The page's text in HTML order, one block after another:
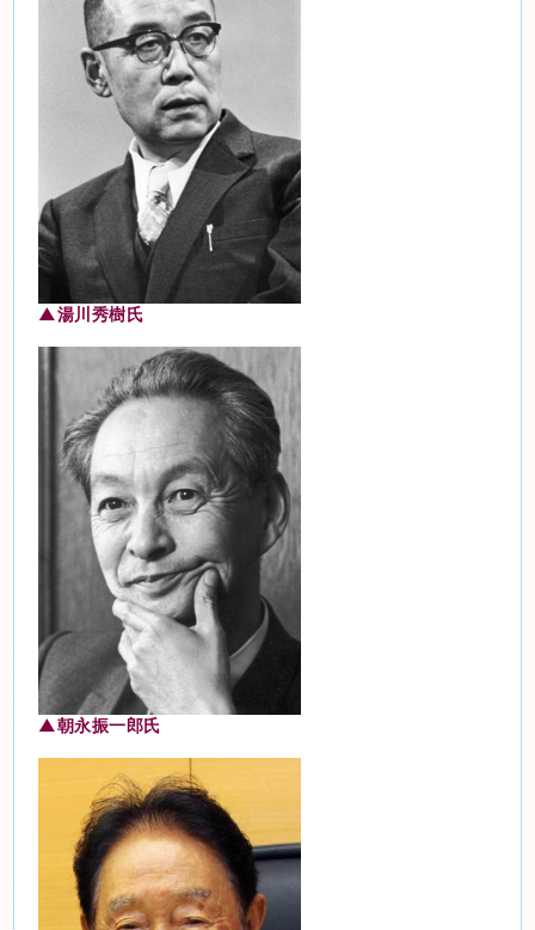
▲湯川秀樹氏
▲朝永振一郎氏